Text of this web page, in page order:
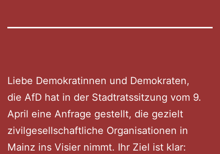
Liebe Demokratinnen und Demokraten,
die AfD hat in der Stadtratssitzung vom 9.
April eine Anfrage gestellt, die gezielt
zivilgesellschaftliche Organisationen in
Mainz ins Visier nimmt. Ihr Ziel ist klar: